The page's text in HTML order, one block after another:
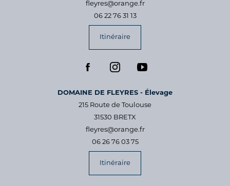
fleyres@orange.fr
06 22 76 31 13
Itinéraire
DOMAINE DE FLEYRES - Élevage
215 Route de Toulouse
31530 BRETX
fleyres@orange.fr
06 26 76 03 75
Itinéraire